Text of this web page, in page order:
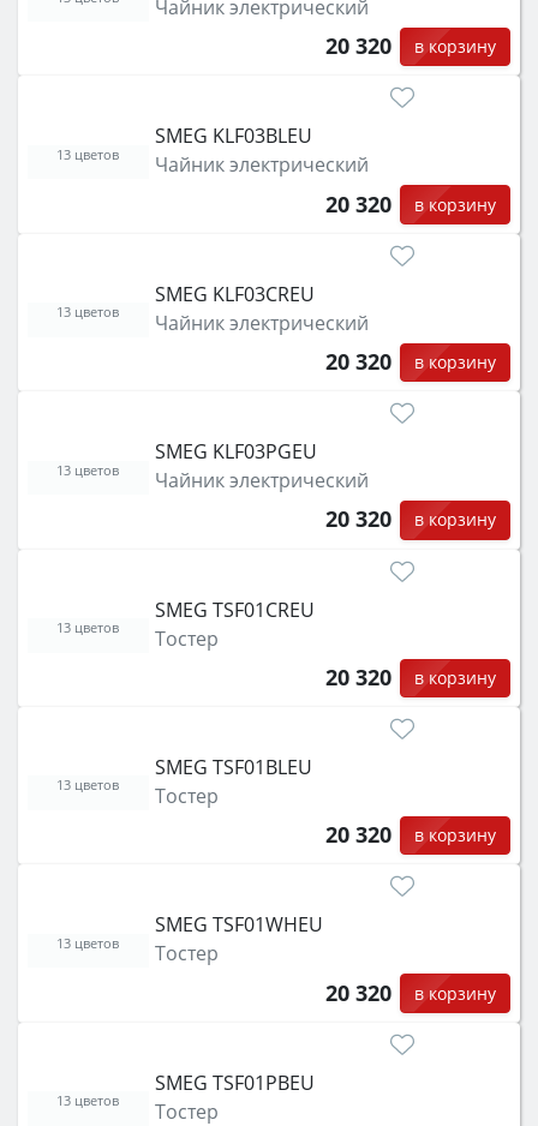
Чайник электрический
20 320 в корзину
SMEG KLF03BLEU
Чайник электрический
20 320 в корзину
13 цветов
SMEG KLF03CREU
Чайник электрический
20 320 в корзину
13 цветов
SMEG KLF03PGEU
Чайник электрический
20 320 в корзину
13 цветов
SMEG TSF01CREU
Тостер
20 320 в корзину
13 цветов
SMEG TSF01BLEU
Тостер
20 320 в корзину
13 цветов
SMEG TSF01WHEU
Тостер
20 320 в корзину
13 цветов
SMEG TSF01PBEU
Тостер
13 цветов